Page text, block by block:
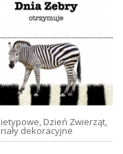
, Dzień Zwierząt,
dekoracyjne